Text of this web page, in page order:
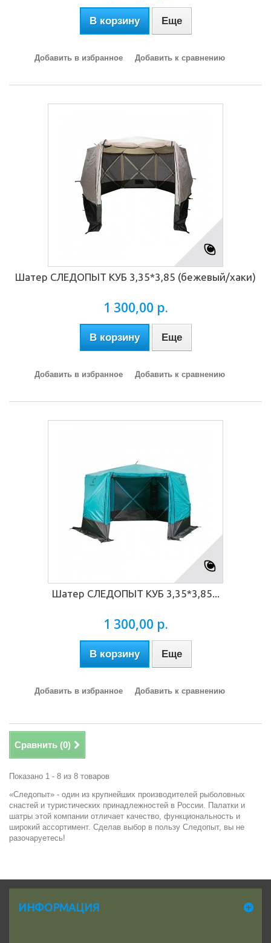
В корзину Еще
Добавить в избранное Добавить к сравнению
Шатер СЛЕДОПЫТ КУБ 3,35*3,85 (бежевый/хаки)
1 300,00 р.
В корзину Еще
Добавить в избранное Добавить к сравнению
Шатер СЛЕДОПЫТ КУБ 3,35*3,85...
1 300,00 р.
В корзину Еще
Добавить в избранное Добавить к сравнению
Сравнить (0)
Показано 1 - 8 из 8 товаров
«Следопыт» - один из крупнейших производителей рыболовных
снастей и туристических принадлежностей в России. Палатки и
шатры этой компании отличает качество, функциональность и
широкий ассортимент. Сделав выбор в пользу Следопыт, вы не
разочаруетесь!
ИНФОРМАЦИЯ